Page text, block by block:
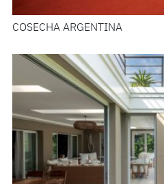
COSECHA ARGENTINA